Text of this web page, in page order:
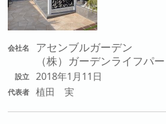
会社名
アセンブルガーデン
（株）ガーデンライフパ
設立 2018年1月11日
代表者 植田 実